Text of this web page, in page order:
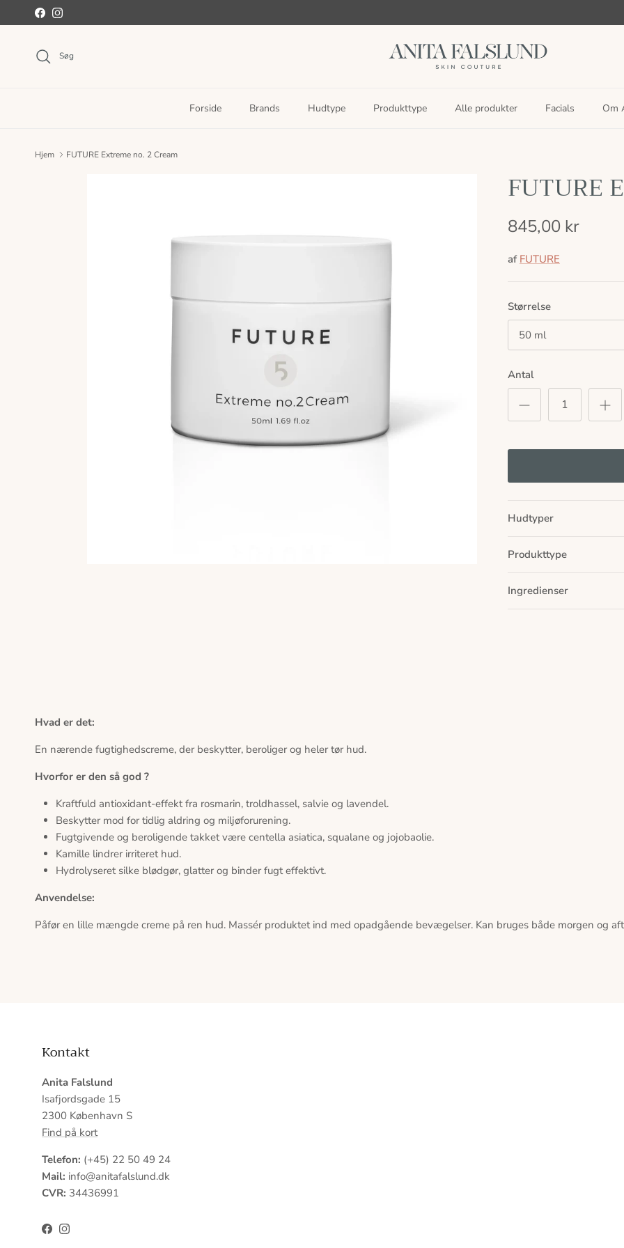
Spring til indhold
FacebookInstagram
Søg
Forside Brands Hudtype Produkttype Alle produkter Facials Om
Hjem FUTURE Extreme no. 2 Cream
FUTURE
845,00 kr
af FUTURE
Størrelse
50 ml
Antal
Hudtyper
Produkttype
Ingredienser
Hvad er det:
En nærende fugtighedscreme, der beskytter, beroliger og heler tør hud.
Hvorfor er den så god ?
Kraftfuld antioxidant-effekt fra rosmarin, troldhassel, salvie og lavendel.
Beskytter mod for tidlig aldring og miljøforurening.
Fugtgivende og beroligende takket være centella asiatica, squalane og jojobaolie.
Kamille lindrer irriteret hud.
Hydrolyseret silke blødgør, glatter og binder fugt effektivt.
Anvendelse:
Påfør en lille mængde creme på ren hud. Massér produktet ind med opadgående bevægelser. Kan bruges både morgen og
Kontakt
Anita Falslund
Isafjordsgade 15
2300 København S
Find på kort
Telefon: (+45) 22 50 49 24
Mail: info@anitafalslund.dk
CVR: 34436991
FacebookInstagram